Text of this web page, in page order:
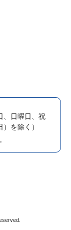
、日曜日、祝
を除く）